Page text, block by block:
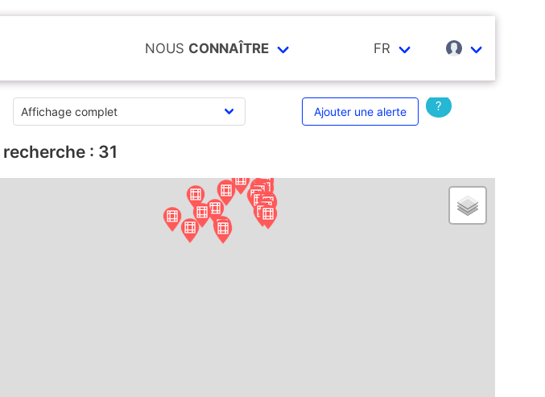
NOUS CONNAÎTRE FR
Ajouter une alerte ?
: 31